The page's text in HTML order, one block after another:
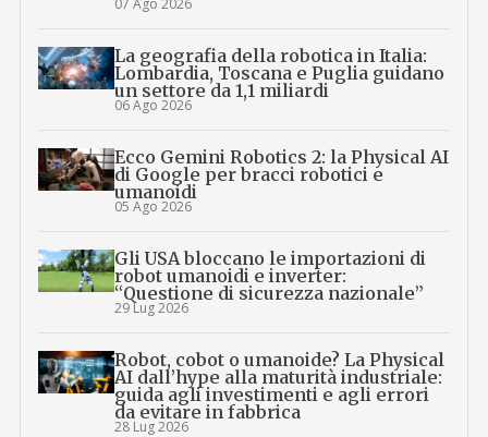
07 Ago 2026
La geografia della robotica in Italia:
Lombardia, Toscana e Puglia guidano
un settore da 1,1 miliardi
06 Ago 2026
Ecco Gemini Robotics 2: la Physical AI
di Google per bracci robotici e
umanoidi
05 Ago 2026
Gli USA bloccano le importazioni di
robot umanoidi e inverter:
“Questione di sicurezza nazionale”
29 Lug 2026
Robot, cobot o umanoide? La Physical
AI dall’hype alla maturità industriale:
guida agli investimenti e agli errori
da evitare in fabbrica
28 Lug 2026